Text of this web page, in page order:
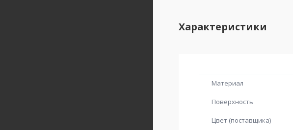
Характеристики
Материал
Поверхность
Цвет (поставщика)